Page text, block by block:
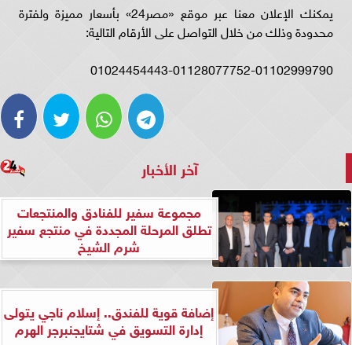
يمكنك الإعلان معنا عبر موقع «مصر24» بأسعار مميزة ولفترة
محدودة وذلك من خلال التواصل على الأرقام التالية:
01024454443-01128077752-01102999790
آخر الأخبار
مجموعة سفير للفنادق والمنتجعات
تطلق المرحلة المجددة في منتجع سفير
شرم الشيخ
إضافة قوية للفندق.. إسلام ناجي يتولى
إدارة التسويق في شتايجنبرجر الهرم